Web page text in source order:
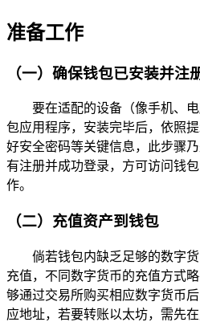
准备工作
（一）确保钱包已安装并注
要在适配的设备（像手机、
包应用程序，安装完毕后，依照
好安全密码等关键信息，此步骤
有注册并成功登录，方可访问钱
作。
（二）充值资产到钱包
倘若钱包内缺乏足够的数字
充值，不同数字货币的充值方式
够通过交易所购买相应数字货币
应地址，若要转账以太坊，需先